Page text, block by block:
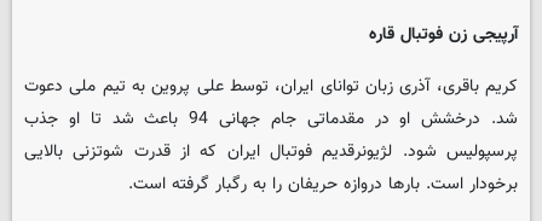
آرپیجی زن فوتبال قاره
کریم باقری، آذری زبان توانای ایران، توسط علی پروین به تیم ملی دعوت
شد. درخشش او در مقدماتی جام جهانی 94 باعث شد تا او جذب
پرسپولیس شود. لژیونرقدیم فوتبال ایران که از قدرت شوتزنی بالایی
برخودار است. بارها دروازه حریفان را به رگبار گرفته است.